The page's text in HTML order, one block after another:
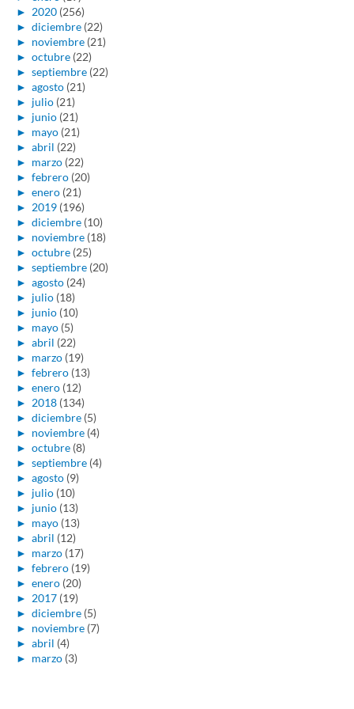
► 2020 (256)
► diciembre (22)
► noviembre (21)
► octubre (22)
► septiembre (22)
► agosto (21)
► julio (21)
► junio (21)
► mayo (21)
► abril (22)
► marzo (22)
► febrero (20)
► enero (21)
► 2019 (196)
► diciembre (10)
► noviembre (18)
► octubre (25)
► septiembre (20)
► agosto (24)
► julio (18)
► junio (10)
► mayo (5)
► abril (22)
► marzo (19)
► febrero (13)
► enero (12)
► 2018 (134)
► diciembre (5)
► noviembre (4)
► octubre (8)
► septiembre (4)
► agosto (9)
► julio (10)
► junio (13)
► mayo (13)
► abril (12)
► marzo (17)
► febrero (19)
► enero (20)
► 2017 (19)
► diciembre (5)
► noviembre (7)
► abril (4)
► marzo (3)